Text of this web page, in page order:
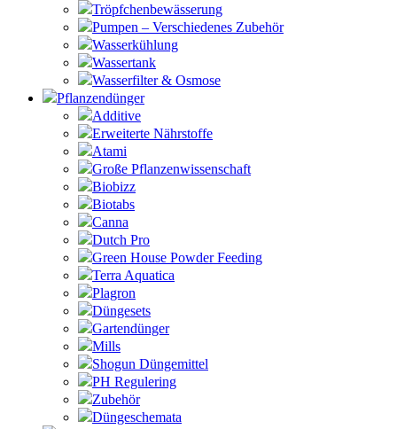
Tröpfchenbewässerung
Pumpen – Verschiedenes Zubehör
Wasserkühlung
Wassertank
Wasserfilter & Osmose
Pflanzendünger
Additive
Erweiterte Nährstoffe
Atami
Große Pflanzenwissenschaft
Biobizz
Biotabs
Canna
Dutch Pro
Green House Powder Feeding
Terra Aquatica
Plagron
Düngesets
Gartendünger
Mills
Shogun Düngemittel
PH Regulering
Zubehör
Düngeschemata